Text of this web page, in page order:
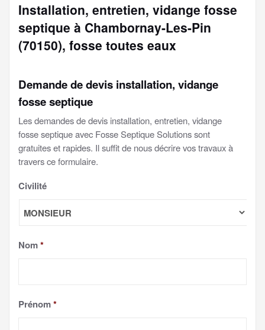
Installation, entretien, vidange fosse
septique à Chambornay-Les-Pin
(70150), fosse toutes eaux
Demande de devis installation, vidange
fosse septique
Les demandes de devis installation, entretien, vidange
fosse septique avec Fosse Septique Solutions sont
gratuites et rapides. Il suffit de nous décrire vos travaux à
travers ce formulaire.
Civilité
Nom*
Prénom*